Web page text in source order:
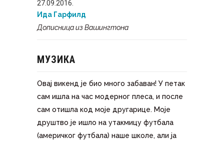
27.09.2016.
Ида Гарфилд
Дописница из Вашингтона
МУЗИКА
Овај викенд је био много забаван! У петак
сам ишла на час модерног плеса, и после
сам отишла код моје другарице. Моје
друштво је ишло на утакмицу футбала
(америчког футбала) наше школе, али ја